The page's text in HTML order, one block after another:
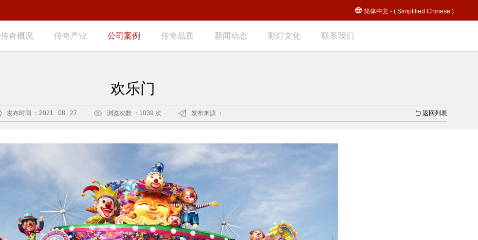
简体中文 - ( Simplified Chinese )
传奇概况 传奇产业 公司案例 传奇品质 新闻动态 彩灯文化 联系我们
欢乐门
发布时间 ：2021 . 08 . 27 浏览次数 ：1039 次 发布来源 ： 返回列表